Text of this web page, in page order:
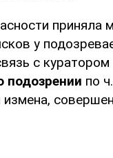
у
с
по